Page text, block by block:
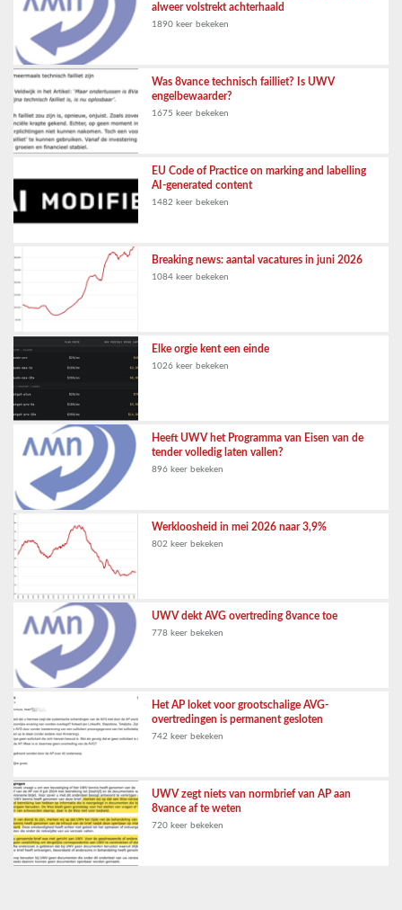
alweer volstrekt achterhaald
1890 keer bekeken
Was 8vance technisch failliet? Is UWV
engelbewaarder?
1675 keer bekeken
EU Code of Practice on marking and labelling
AI-generated content
1482 keer bekeken
Breaking news: aantal vacatures in juni 2026
1084 keer bekeken
Elke orgie kent een einde
1026 keer bekeken
Heeft UWV het Programma van Eisen van de
tender volledig laten vallen?
896 keer bekeken
Werkloosheid in mei 2026 naar 3,9%
802 keer bekeken
UWV dekt AVG overtreding 8vance toe
778 keer bekeken
Het AP loket voor grootschalige AVG-
overtredingen is permanent gesloten
742 keer bekeken
UWV zegt niets van normbrief van AP aan
8vance af te weten
720 keer bekeken